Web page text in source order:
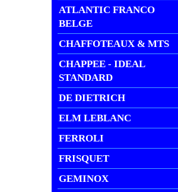
ATLANTIC FRANCO
BELGE
CHAFFOTEAUX & MTS
CHAPPEE - IDEAL
STANDARD
DE DIETRICH
ELM LEBLANC
FERROLI
FRISQUET
GEMINOX